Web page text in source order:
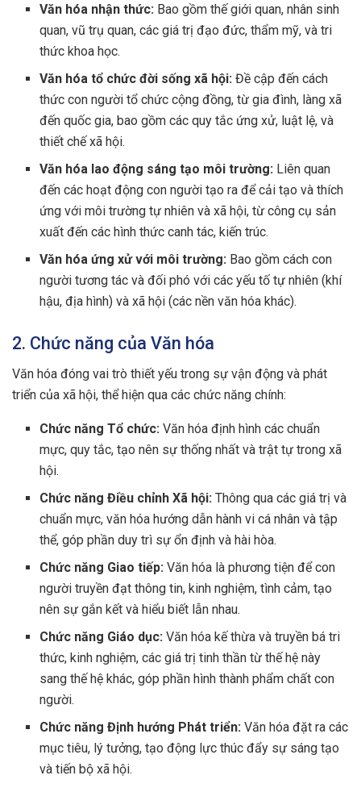
Văn hóa nhận thức: Bao gồm thế giới quan, nhân sinh
quan, vũ trụ quan, các giá trị đạo đức, thẩm mỹ, và tri
thức khoa học.
Văn hóa tổ chức đời sống xã hội: Đề cập đến cách
thức con người tổ chức cộng đồng, từ gia đình, làng xã
đến quốc gia, bao gồm các quy tắc ứng xử, luật lệ, và
thiết chế xã hội.
Văn hóa lao động sáng tạo môi trường: Liên quan
đến các hoạt động con người tạo ra để cải tạo và thích
ứng với môi trường tự nhiên và xã hội, từ công cụ sản
xuất đến các hình thức canh tác, kiến trúc.
Văn hóa ứng xử với môi trường: Bao gồm cách con
người tương tác và đối phó với các yếu tố tự nhiên (khí
hậu, địa hình) và xã hội (các nền văn hóa khác).
2. Chức năng của Văn hóa
Văn hóa đóng vai trò thiết yếu trong sự vận động và phát
triển của xã hội, thể hiện qua các chức năng chính:
Chức năng Tổ chức: Văn hóa định hình các chuẩn
mực, quy tắc, tạo nên sự thống nhất và trật tự trong xã
hội.
Chức năng Điều chỉnh Xã hội: Thông qua các giá trị và
chuẩn mực, văn hóa hướng dẫn hành vi cá nhân và tập
thể, góp phần duy trì sự ổn định và hài hòa.
Chức năng Giao tiếp: Văn hóa là phương tiện để con
người truyền đạt thông tin, kinh nghiệm, tình cảm, tạo
nên sự gắn kết và hiểu biết lẫn nhau.
Chức năng Giáo dục: Văn hóa kế thừa và truyền bá tri
thức, kinh nghiệm, các giá trị tinh thần từ thế hệ này
sang thế hệ khác, góp phần hình thành phẩm chất con
người.
Chức năng Định hướng Phát triển: Văn hóa đặt ra các
mục tiêu, lý tưởng, tạo động lực thúc đẩy sự sáng tạo
và tiến bộ xã hội.